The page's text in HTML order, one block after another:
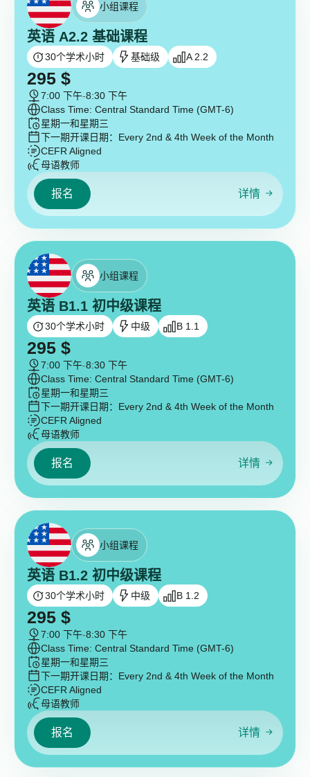
小组课程
英语 A2.2 基础课程
30个学术小时 基础级 A 2.2
295 $
7:00 下午-8:30 下午
Class Time: Central Standard Time (GMT-6)
星期一和星期三
下一期开课日期： Every 2nd & 4th Week of the Month
CEFR Aligned
母语教师
报名 详情
小组课程
英语 B1.1 初中级课程
30个学术小时 中级 B 1.1
295 $
7:00 下午-8:30 下午
Class Time: Central Standard Time (GMT-6)
星期一和星期三
下一期开课日期： Every 2nd & 4th Week of the Month
CEFR Aligned
母语教师
报名 详情
小组课程
英语 B1.2 初中级课程
30个学术小时 中级 B 1.2
295 $
7:00 下午-8:30 下午
Class Time: Central Standard Time (GMT-6)
星期一和星期三
下一期开课日期： Every 2nd & 4th Week of the Month
CEFR Aligned
母语教师
报名 详情